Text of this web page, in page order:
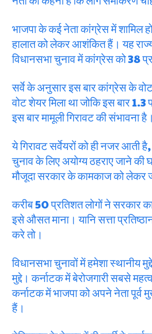
भाजपा के कई नेता कांग्रेस में शामिल
हालात को लेकर आशंकित हैं। यह
विधानसभा चुनाव में कांग्रेस को 38
सर्वे के अनुसार इस बार कांग्रेस के
वोट शेयर मिला था जोकि इस बार
इस बार मामूली गिरावट की संभावना है।
ये गिरावट सर्वेयरों को ही नजर आती
चुनाव के लिए अयोग्य ठहराए जाने की
मौजूदा सरकार के कामकाज को लेकर
करीब 50 प्रतिशत लोगों ने सरकार
इसे औसत माना। यानि सत्ता
करे तो।
विधानसभा चुनावों में हमेशा स्थानीय
मुद्दे। कर्नाटक में बेरोजगारी सबसे
कर्नाटक में भाजपा को अपने नेता पूर्व
हैं।